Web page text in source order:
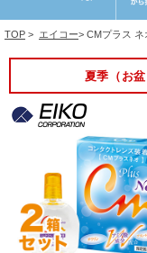
TOP > エイコー> CMプラス ネ
夏季（お